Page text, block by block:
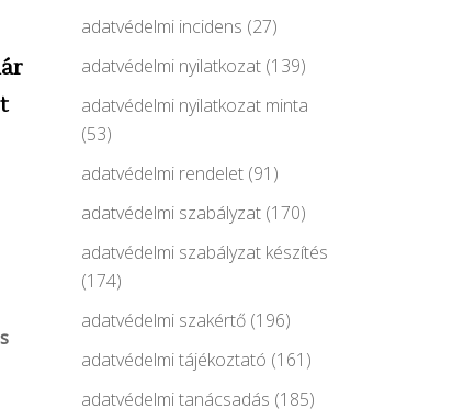
adatvédelmi incidens (27)
adatvédelmi nyilatkozat(139)
adatvédelmi nyilatkozat minta
(53)
adatvédelmi rendelet(91)
adatvédelmi szabályzat(170)
adatvédelmi szabályzat készítés
(174)
adatvédelmi szakértő(196)
adatvédelmi tájékoztató (161)
adatvédelmi tanácsadás (185)